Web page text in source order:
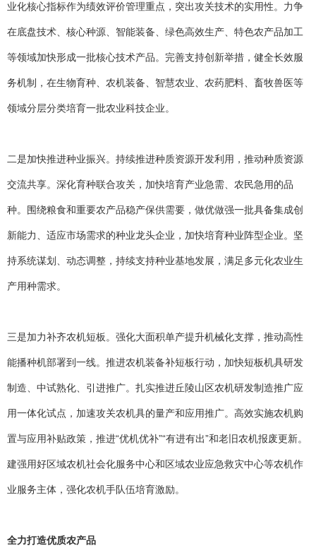
业化核心指标作为绩效评价管理重点，突出攻关技术的实用性。力争
在底盘技术、核心种源、智能装备、绿色高效生产、特色农产品加工
等领域加快形成一批核心技术产品。完善支持创新举措，健全长效服
务机制，在生物育种、农机装备、智慧农业、农药肥料、畜牧兽医等
领域分层分类培育一批农业科技企业。
二是加快推进种业振兴。持续推进种质资源开发利用，推动种质资源
交流共享。深化育种联合攻关，加快培育产业急需、农民急用的品
种。围绕粮食和重要农产品稳产保供需要，做优做强一批具备集成创
新能力、适应市场需求的种业龙头企业，加快培育种业阵型企业。坚
持系统谋划、动态调整，持续支持种业基地发展，满足多元化农业生
产用种需求。
三是加力补齐农机短板。强化大面积单产提升机械化支撑，推动高性
能播种机部署到一线。推进农机装备补短板行动，加快短板机具研发
制造、中试熟化、引进推广。扎实推进丘陵山区农机研发制造推广应
用一体化试点，加速攻关农机具的量产和应用推广。高效实施农机购
置与应用补贴政策，推进“优机优补”“有进有出”和老旧农机报废更新。
建强用好区域农机社会化服务中心和区域农业应急救灾中心等农机作
业服务主体，强化农机手队伍培育激励。
全力打造优质农产品